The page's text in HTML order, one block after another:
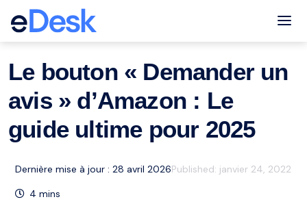
eCommerce Support Central Ressources
Le bouton « Demander un
avis » d’Amazon : Le
guide ultime pour 2025
Dernière mise à jour : 28 avril 2026Published: janvier 24, 2022
4 mins